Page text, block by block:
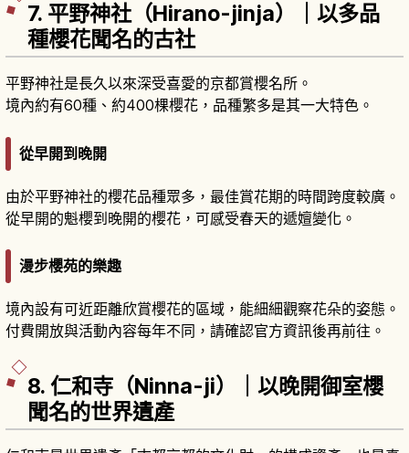
7. 平野神社（Hirano-jinja）｜以多品
種櫻花聞名的古社
平野神社是長久以來深受喜愛的京都賞櫻名所。
境內約有60種、約400棵櫻花，品種繁多是其一大特色。
從早開到晚開
由於平野神社的櫻花品種眾多，最佳賞花期的時間跨度較廣。
從早開的魁櫻到晚開的櫻花，可感受春天的遞嬗變化。
漫步櫻苑的樂趣
境內設有可近距離欣賞櫻花的區域，能細細觀察花朵的姿態。
付費開放與活動內容每年不同，請確認官方資訊後再前往。
8. 仁和寺（Ninna-ji）｜以晚開御室櫻
聞名的世界遺產